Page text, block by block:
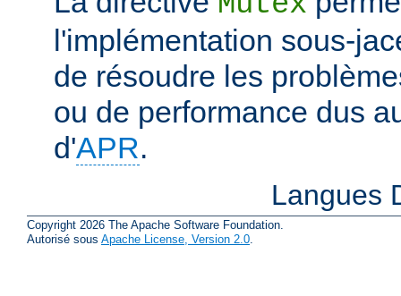
l'implémentation sous-
de résoudre les
ou de performance dus
d'APR.
Langues
Copyright 2026 The Apache Software Foundation.
Autorisé sous Apache License, Version 2.0.